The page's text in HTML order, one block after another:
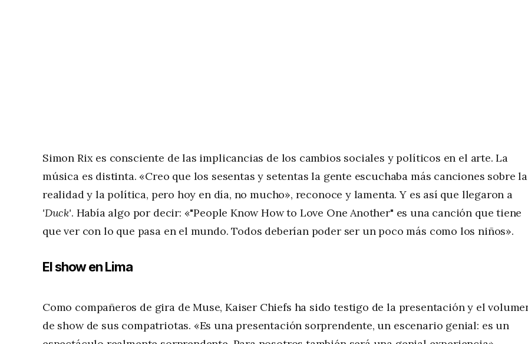
Simon Rix es consciente de las implicancias de los cambios sociales y políticos en el arte. La
música es distinta. «Creo que los sesentas y setentas la gente escuchaba más canciones sobre la
realidad y la política, pero hoy en día, no mucho», reconoce y lamenta. Y es así que llegaron a
'Duck'. Había algo por decir: «"People Know How to Love One Another" es una canción que tiene
que ver con lo que pasa en el mundo. Todos deberían poder ser un poco más como los niños».
El show en Lima
Como compañeros de gira de Muse, Kaiser Chiefs ha sido testigo de la presentación y el
de show de sus compatriotas. «Es una presentación sorprendente, un escenario genial: es un